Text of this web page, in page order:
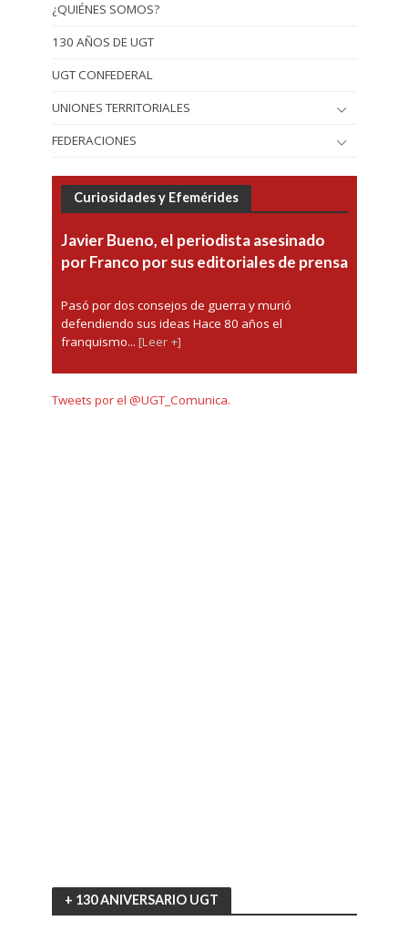
¿QUIÉNES SOMOS?
130 AÑOS DE UGT
UGT CONFEDERAL
UNIONES TERRITORIALES
FEDERACIONES
Curiosidades y Efemérides
Javier Bueno, el periodista asesinado
por Franco por sus editoriales de prensa
Pasó por dos consejos de guerra y murió
defendiendo sus ideas Hace 80 años el
franquismo... [Leer +]
Tweets por el @UGT_Comunica.
+ 130 ANIVERSARIO UGT